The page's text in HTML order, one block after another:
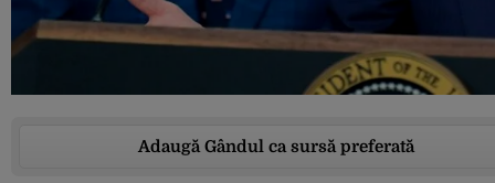
Adaugă Gândul ca sursă preferată